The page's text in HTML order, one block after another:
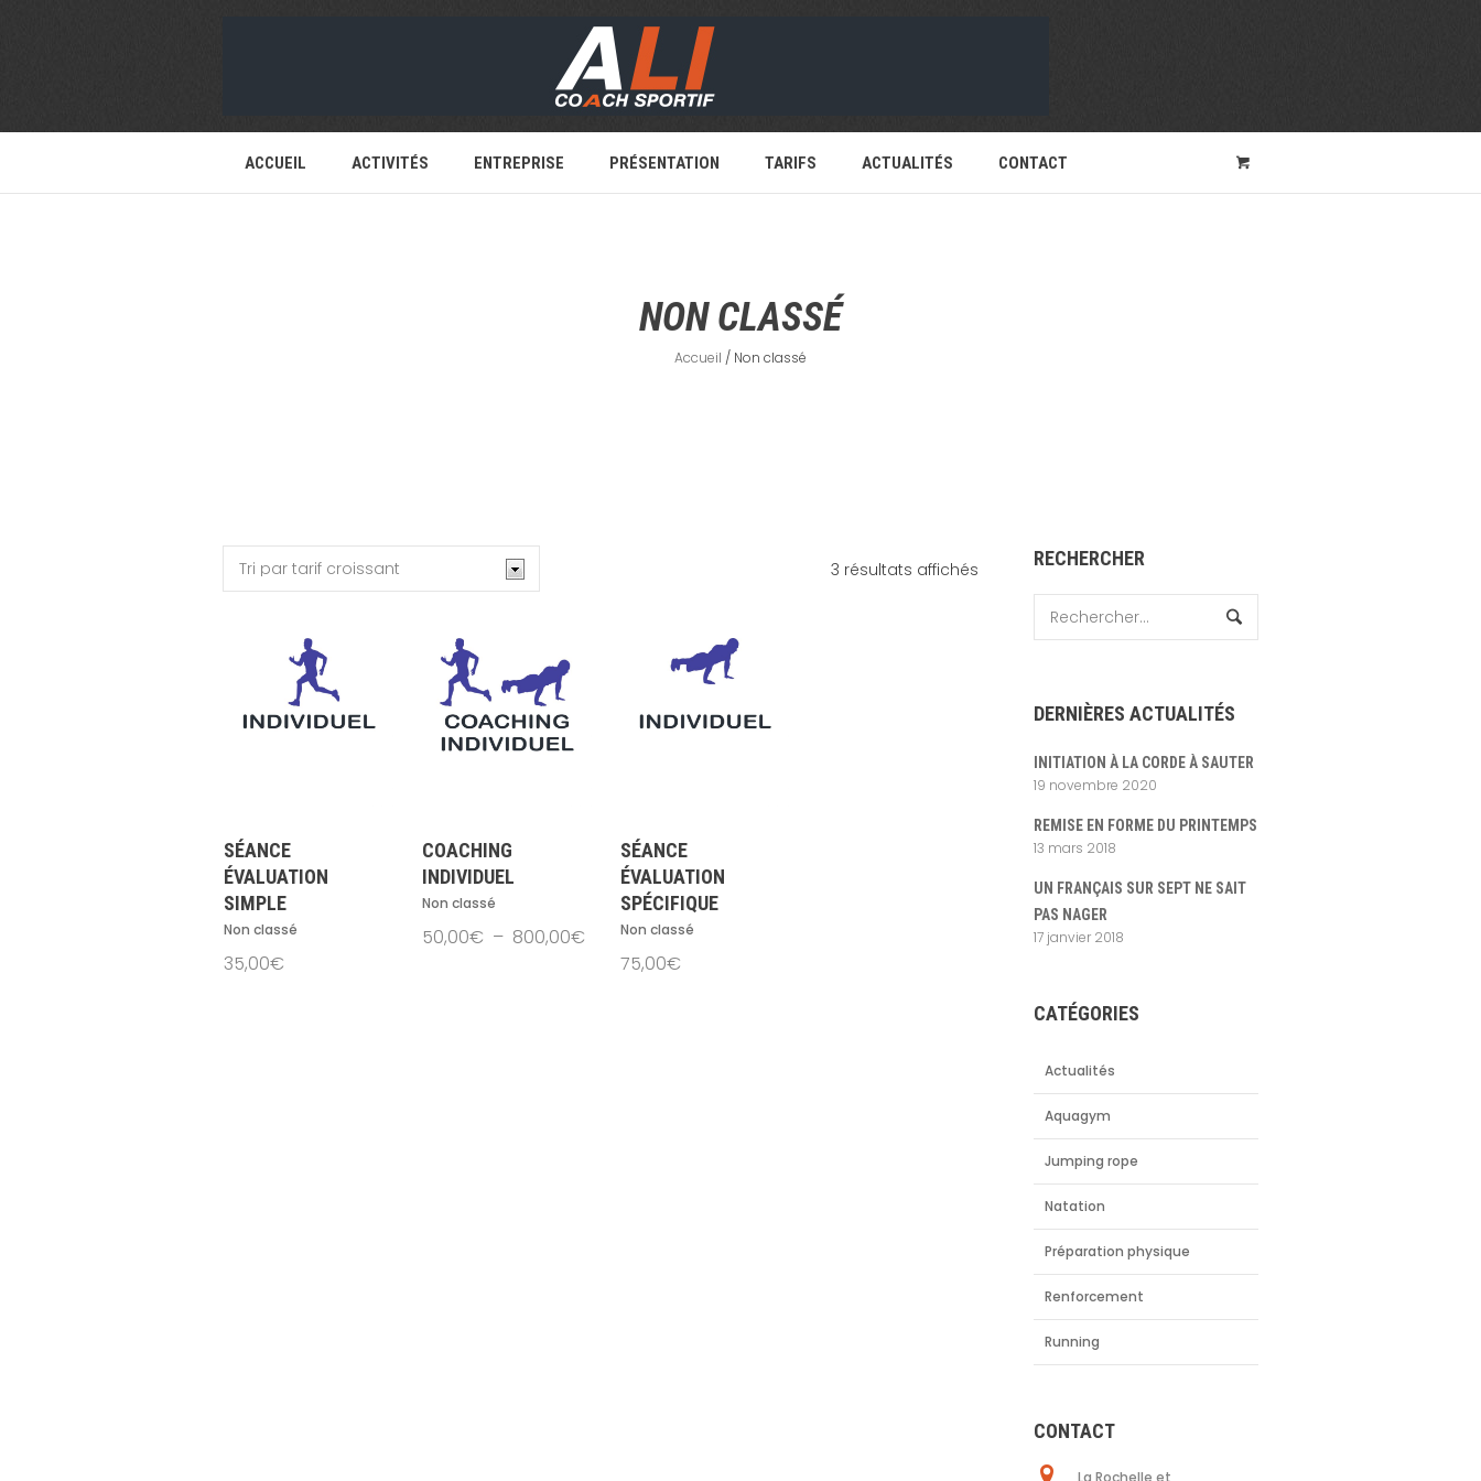
ACCUEIL ACTIVITÉS ENTREPRISE PRÉSENTATION TARIFS ACTUALITÉS CONTACT
NON CLASSÉ
Accueil / Non classé
3 résultats affichésTrié
SÉANCE
ÉVALUATION
SIMPLE
Non classé
35,00€
COACHING
INDIVIDUEL
Non classé
50,00€ – 800,00€ Plage
SÉANCE
ÉVALUATION
SPÉCIFIQUE
Non classé
75,00€
RECHERCHER
DERNIÈRES ACTUALITÉS
INITIATION À LA CORDE À SAUTER
19 novembre 2020
REMISE EN FORME DU PRINTEMPS
13 mars 2018
UN FRANÇAIS SUR SEPT NE SAIT
PAS NAGER
17 janvier 2018
CATÉGORIES
Actualités
Aquagym
Jumping rope
Natation
Préparation physique
Renforcement
Running
CONTACT
La Rochelle et